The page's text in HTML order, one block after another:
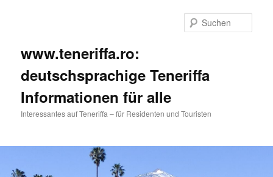
www.teneriffa.ro:
deutschsprachige Teneriffa
Informationen für alle
Interessantes auf Teneriffa – für Residenten und Touristen